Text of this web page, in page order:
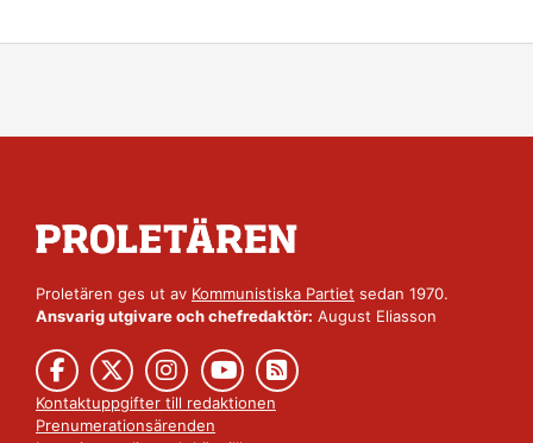
Proletären ges ut av Kommunistiska Partiet sedan 1970.
Ansvarig utgivare och chefredaktör: August Eliasson
Kontaktuppgifter till redaktionen
Prenumerationsärenden